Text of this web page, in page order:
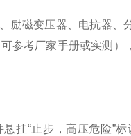
磁变压器、电抗器、
参考厂家手册或实测
“止步，高压危险”